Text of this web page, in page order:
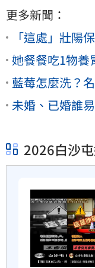
更多新聞：
「這處」壯陽
她餐餐吃1物養
藍莓怎麼洗？
未婚、已婚誰
2026白沙